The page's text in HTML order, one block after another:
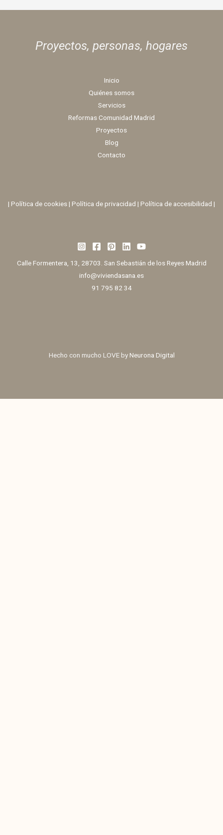
Proyectos, personas, hogares
Inicio
Quiénes somos
Servicios
Reformas Comunidad Madrid
Proyectos
Blog
Contacto
| Política de cookies| Política de privacidad | Política de accesibilidad |
Calle Formentera, 13, 28703. San Sebastián de los Reyes Madrid
info@viviendasana.es
91 795 82 34
Hecho con mucho LOVE byNeurona Digital